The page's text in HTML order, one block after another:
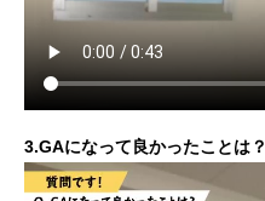
3.GAになって良かったことは？